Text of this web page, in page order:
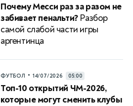
Почему Месси раз за разом не
забивает пенальти?Разбор
самой слабой части игры
аргентинца
ФУТБОЛ • 14/07/2026 05:00
Топ-10 открытий ЧМ-2026,
которые могут сменить клубы